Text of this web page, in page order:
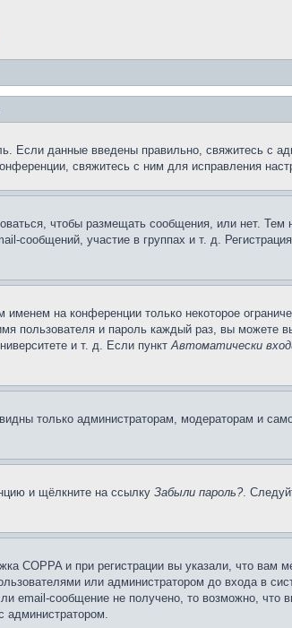
Если данные введены правильно, свяжитесь с
свяжитесь с ним для исправления
чтобы размещать сообщения, или нет. Тем
участие в группах и т. д.
именем на конференции только некоторое
пользователя и пароль каждый раз, вы можете
и т. д. Если пунктАвтоматически
только администраторам, модераторам и
и щёлкните на ссылку Забыли пароль?.
COPPA и при регистрации вы указали, что вам
или администратором до входа в
email-сообщение не получено, то возможно, что
администратором.